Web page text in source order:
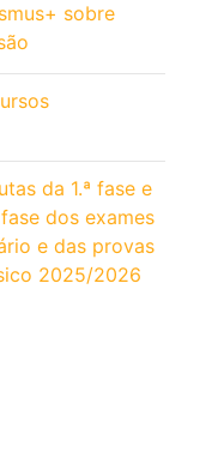
sobre
da 1.ª fase e
dos exames
e das provas
2025/2026